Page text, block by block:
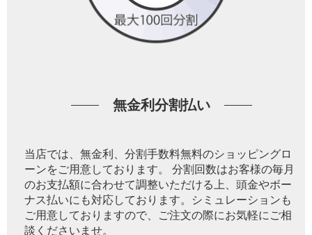
無金利分割払い
当店では、無金利、分割手数料無料のショッピングロ
ーンをご用意しております。 分割回数はお客様の毎月
のお支払額に合わせて調整いただける上、頭金やボー
ナス払いにも対応しております。シミュレーションも
ご用意しておりますので、ご注文の際にお気軽にご相
談くださいませ。